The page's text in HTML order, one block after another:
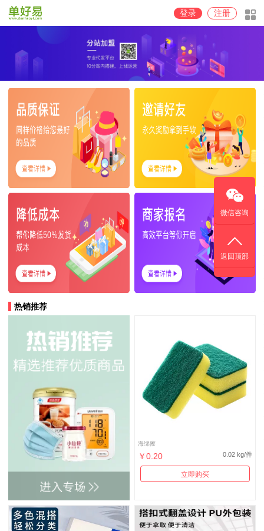
登录 注册
热销推荐
海绵擦
￥0.20 0.02 kg/件
立即购买
微信咨询
返回顶部